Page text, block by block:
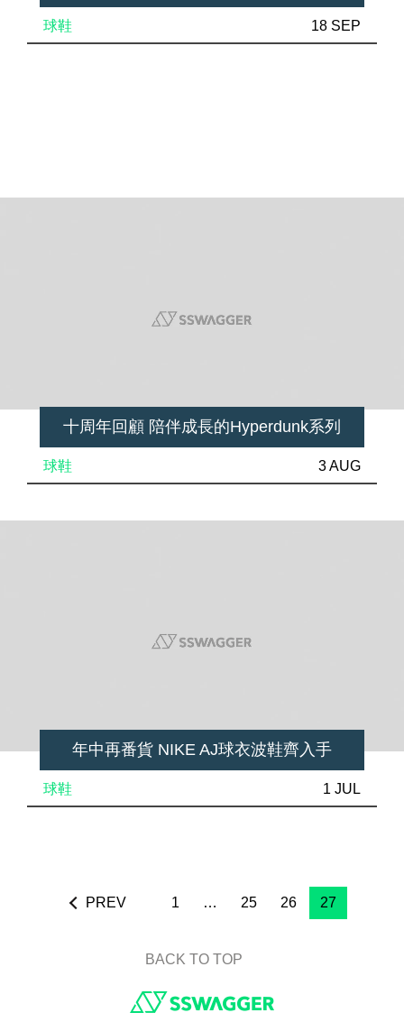
球鞋 18 SEP
十周年回顧 陪伴成長的Hyperdunk系列
球鞋 3 AUG
年中再番貨 NIKE AJ球衣波鞋齊入手
球鞋 1 JUL
PREV 1 … 25 26 27
BACK TO TOP